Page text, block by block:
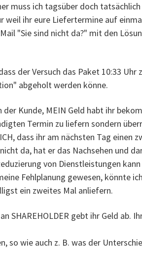
muss ich tagsüber doch
weil ihr eure Liefertermine auf
"Sie sind nicht da?" mit den
der Versuch das Paket 10:33
abgeholt werden könne.
Kunde, MEIN Geld habt ihr
Termin zu liefern sondern
dass ihr am nächsten Tag
da, hat er das Nachsehen und
von Dienstleistungen
Fehlplanung gewesen, könnte
ein zweites Mal anliefern.
SHAREHOLDER gebt ihr Geld ab.
so wie auch z. B. was der